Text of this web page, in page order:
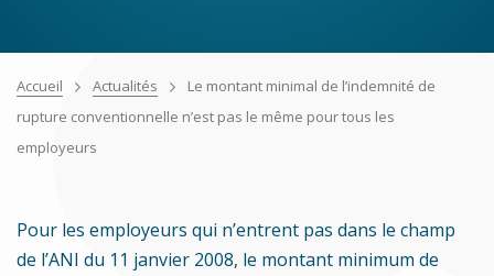
Accueil Actualités
Le montant minimal de l’indemnité de
rupture conventionnelle n’est pas le même pour tous les
employeurs
Pour les employeurs qui n’entrent pas dans le champ
de l’ANI du 11 janvier 2008, le montant minimum de